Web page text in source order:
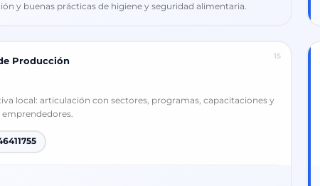
y buenas prácticas de higiene y seguridad alimentaria.
15
Producción
local: articulación con sectores, programas, capacitaciones y